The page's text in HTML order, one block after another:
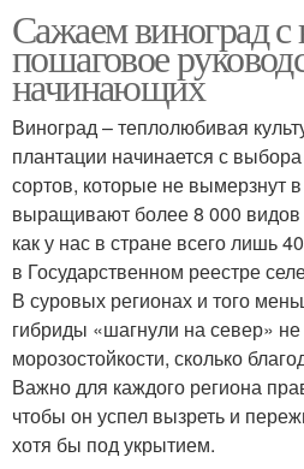
Сажаем виноград с
пошаговое
начинающих
Виноград – теплолюбивая
плантации начинается с
сортов, которые не вымерзнут
выращивают более 8 000 видов
как у нас в стране всего лишь
в Государственном реестре
В суровых регионах и того
гибриды «шагнули на север» не
морозостойкости, сколько
Важно для каждого региона
чтобы он успел вызреть и
хотя бы под укрытием.